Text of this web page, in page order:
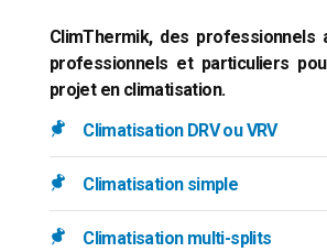
ClimThermik, des professionnels
professionnels et particuliers
projet en climatisation.
Climatisation DRV ou VRV
Climatisation simple
Climatisation multi-splits